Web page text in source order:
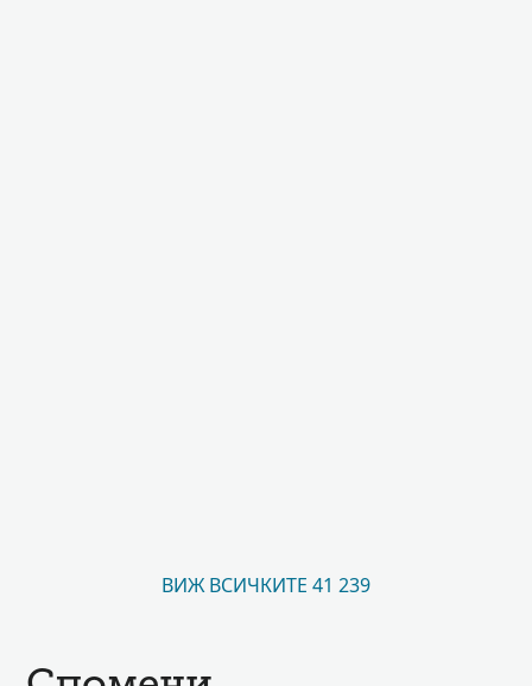
ВИЖ ВСИЧКИТЕ 41 239